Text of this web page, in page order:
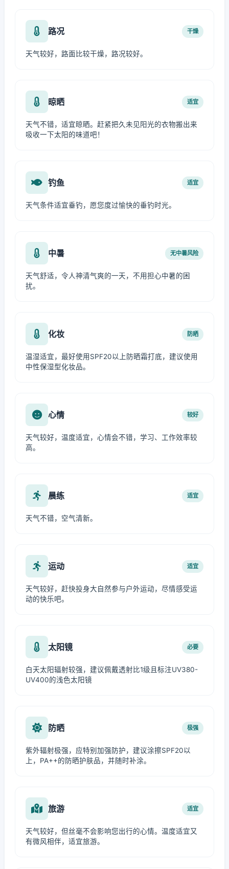
路况 干燥
天气较好，路面比较干燥，路况较好。
晾晒 适宜
天气不错，适宜晾晒。赶紧把久未见阳光的衣物搬出来
吸收一下太阳的味道吧！
钓鱼 适宜
天气条件适宜垂钓，愿您度过愉快的垂钓时光。
中暑 无中暑风险
天气舒适，令人神清气爽的一天，不用担心中暑的困
扰。
化妆 防晒
温湿适宜，最好使用SPF20以上防晒霜打底，建议使用
中性保湿型化妆品。
心情 较好
天气较好，温度适宜，心情会不错，学习、工作效率较
高。
晨练 适宜
天气不错，空气清新。
运动 适宜
天气较好，赶快投身大自然参与户外运动，尽情感受运
动的快乐吧。
太阳镜 必要
白天太阳辐射较强，建议佩戴透射比1级且标注UV380-
UV400的浅色太阳镜
防晒 极强
紫外辐射极强，应特别加强防护，建议涂擦SPF20以
上，PA++的防晒护肤品，并随时补涂。
旅游 适宜
天气较好，但丝毫不会影响您出行的心情。温度适宜又
有微风相伴，适宜旅游。